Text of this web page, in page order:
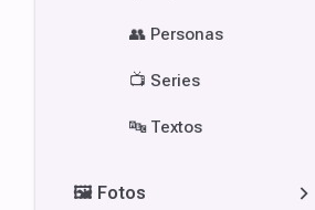
👥 Personas
📺 Series
🔤 Textos
🖼️ Fotos